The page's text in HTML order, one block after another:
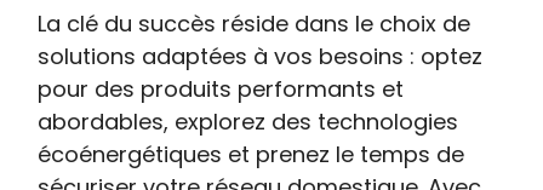
La clé du succès réside dans le choix de
solutions adaptées à vos besoins : optez
pour des produits performants et
abordables, explorez des technologies
écoénergétiques et prenez le temps de